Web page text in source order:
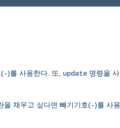
(-)를 사용한다. 또, update 명령을
을 채우고 싶다면 빼기기호(-)를 사